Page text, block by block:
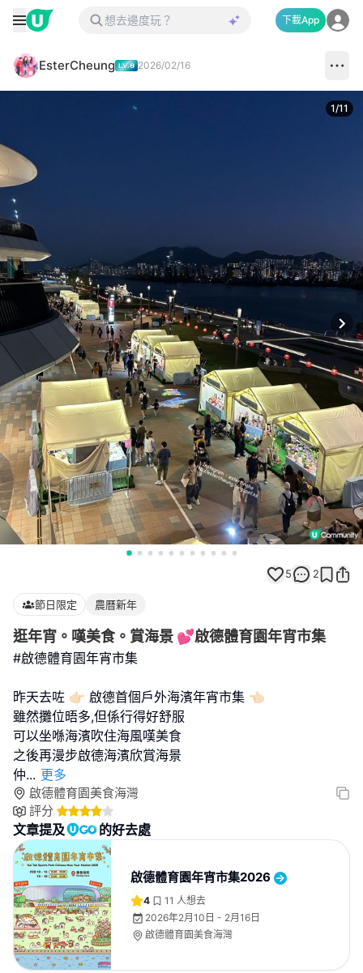
下載App
EsterCheung 2026/02/16
1/11
5 2
節日限定 農曆新年
逛年宵。嘆美食。賞海景 💕啟德體育園年宵市集
#啟德體育園年宵市集
昨天去咗 👉🏻 啟德首個戶外海濱年宵市集 👈🏻
雖然攤位晤多,但係行得好舒服
可以坐喺海濱吹住海風嘆美食
之後再漫步啟德海濱欣賞海景
仲... 更多
啟德體育園美食海灣
評分
文章提及 的好去處
啟德體育園年宵市集2026
4 11 人想去
2026年2月10日 - 2月16日
啟德體育園美食海灣